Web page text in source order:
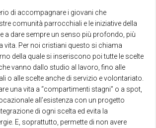
di accompagnare i giovani che
comunità parrocchiali e le iniziative della
a dare sempre un senso più profondo, più
vita. Per noi cristiani questo si chiama
della quale si inseriscono poi tutte le scelte
vanno dallo studio al lavoro, fino alle
o alle scelte anche di servizio e volontariato.
una vita a “compartimenti stagni” o a spot,
all’esistenza con un progetto
di ogni scelta ed evita la
E, soprattutto, permette di non avere